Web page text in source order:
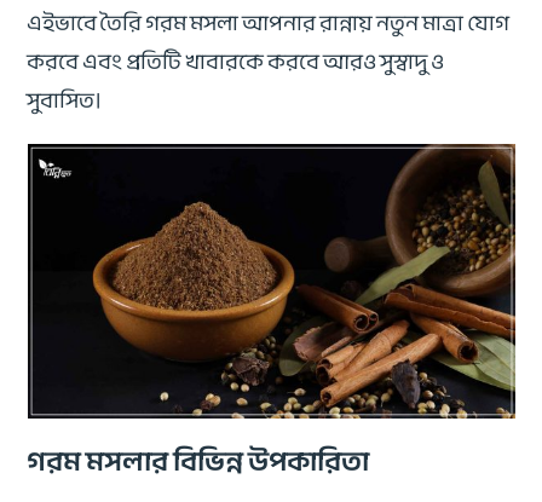
এইভাবে তৈরি গরম মসলা আপনার রান্নায় নতুন মাত্রা যোগ
করবে এবং প্রতিটি খাবারকে করবে আরও সুস্বাদু ও
সুবাসিত।
গরম মসলার বিভিন্ন উপকারিতা